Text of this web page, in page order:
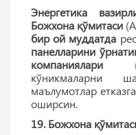
Энергетика
Божхона қўмитаси
бир ой муддатда
панелларини
компаниялари
кўникмаларни
маълумотлар
оширсин.
19. Божхона